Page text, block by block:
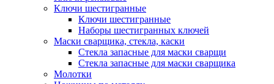
Ключи шестигранные
Ключи шестигранные
Наборы шестигранных ключей
Маски сварщика, стекла, каски
Стекла запасные для маски сварщи
Стекла запасные для маски сварщика
Молотки